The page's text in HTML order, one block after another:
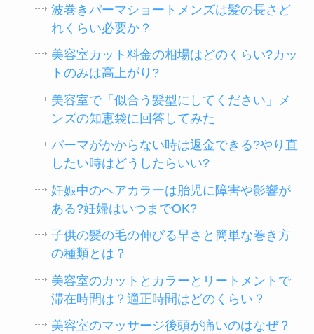
波巻きパーマショートメンズは髪の長さど
れくらい必要か？
美容室カット料金の相場はどのくらい?カッ
トのみは高上がり?
美容室で「似合う髪型にしてください」メ
ンズの知恵袋に回答してみた
パーマがかからない時は返金できる?やり直
したい時はどうしたらいい?
妊娠中のヘアカラーは胎児に障害や影響が
ある?妊婦はいつまでOK?
子供の髪の毛の伸びる早さと簡単な巻き方
の種類とは？
美容室のカットとカラーとリートメントで
滞在時間は？適正時間はどのくらい？
美容室のマッサージ後頭が痛いのはなぜ？